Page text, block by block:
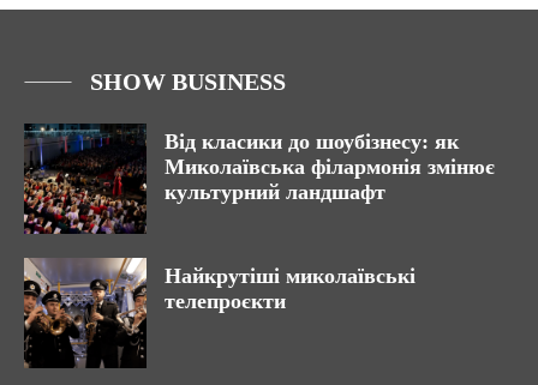
SHOW BUSINESS
Від класики до шоубізнесу: як
Миколаївська філармонія змінює
культурний ландшафт
Найкрутіші миколаївські
телепроєкти